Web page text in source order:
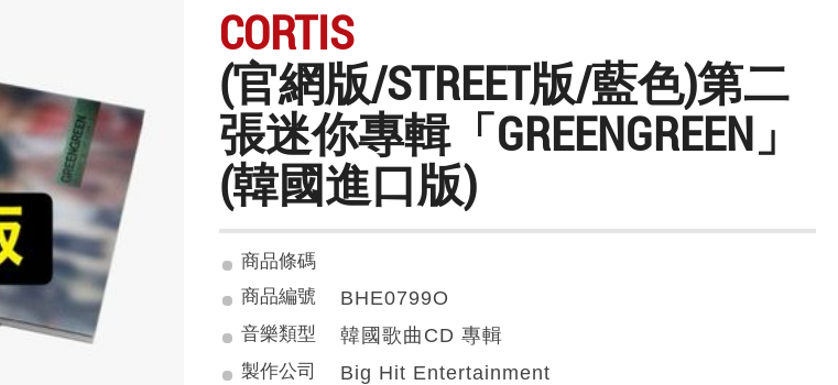
CORTIS
(官網版/STREET版/藍色)第二
張迷你專輯「GREENGREEN」
(韓國進口版)
商品條碼
商品編號
BHE0799O
音樂類型 韓國歌曲CD 專輯
製作公司 Big Hit Entertainment